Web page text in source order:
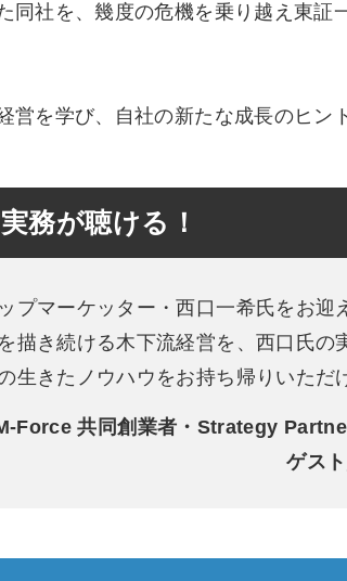
社を、幾度の危機を乗り越え東証
を学び、自社の新たな成長のヒン
務が聴ける！
マーケッター・西口一希氏をお迎
描き続ける木下流経営を、西口氏の
生きたノウハウをお持ち帰りいただ
Force 共同創業者・Strategy
ゲス